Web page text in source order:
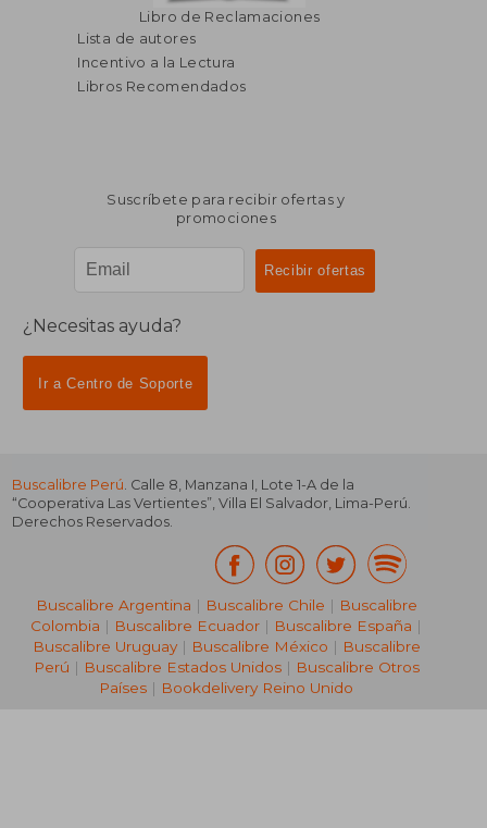
Libro de Reclamaciones
Lista de autores
Incentivo a la Lectura
Libros Recomendados
Suscríbete para recibir ofertas y
promociones
¿Necesitas ayuda?
Ir a Centro de Soporte
Buscalibre Perú. Calle 8, Manzana I, Lote 1-A de la
“Cooperativa Las Vertientes”, Villa El Salvador, Lima-Perú.
Derechos Reservados.
Buscalibre Argentina | Buscalibre Chile | Buscalibre
Colombia | Buscalibre Ecuador | Buscalibre España |
Buscalibre Uruguay| Buscalibre México | Buscalibre
Perú | Buscalibre Estados Unidos| Buscalibre Otros
Países | Bookdelivery Reino Unido